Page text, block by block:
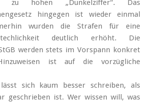
hohen „Dunkelziffer“. Das
hingegen ist wieder einmal
wurden die Strafen für eine
deutlich erhöht. Die
werden stets im Vorspann konkret
ist auf die vorzügliche
sich kaum besser schreiben, als
geschrieben ist. Wer wissen will, was